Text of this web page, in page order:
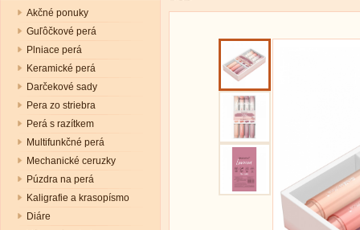
Akčné ponuky
Guľôčkové perá
Plniace perá
Keramické perá
Darčekové sady
Pera zo striebra
Perá s razítkem
Multifunkčné perá
Mechanické ceruzky
Púzdra na perá
Kaligrafie a krasopísmo
Diáre